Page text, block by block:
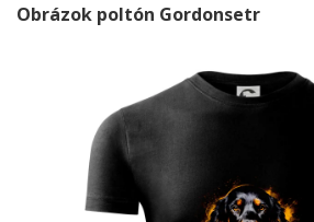
Obrázok poltón Gordonsetr